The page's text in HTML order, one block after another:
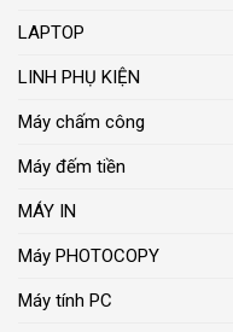
LAPTOP
LINH PHỤ KIỆN
Máy chấm công
Máy đếm tiền
MÁY IN
Máy PHOTOCOPY
Máy tính PC